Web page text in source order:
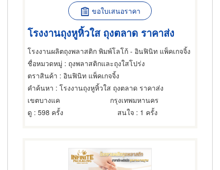
ขอใบเสนอราคา
โรงงานถุงหูหิ้วใส ถุงตลาด ราคาส่ง
โรงงานผลิตถุงพลาสติก พิมพ์โลโก้ - อินฟินิท แพ็คเกจจิ้ง
ชื่อหมวดหมู่ : ถุงพลาสติกและถุงใสโปร่ง
ตราสินค้า : อินฟินิท แพ็คเกจจิ้ง
คำค้นหา : โรงงานถุงหูหิ้วใส ถุงตลาด ราคาส่ง
เขตบางแค
กรุงเทพมหานคร
ดู : 598 ครั้ง สนใจ : 1 ครั้ง